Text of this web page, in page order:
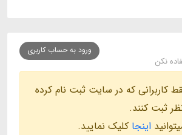
نکن
ورود به حساب کاربری
کاربرانی که در سایت ثبت نام کرده
ثبت کنند.
اینجا کلیک نمایید.